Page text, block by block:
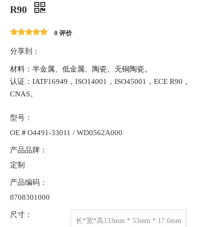
R90
0 评价
分享到：
材料：半金属、低金属、陶瓷、无铜陶瓷。
认证：IATF16949，ISO14001，ISO45001，ECE R90，
CNAS。
型号：
OE＃O4491-33011 / WD0562A000
产品品牌：
定制
产品编码：
8708301000
尺寸：
长*宽*高133mm * 53mm * 17.6mm